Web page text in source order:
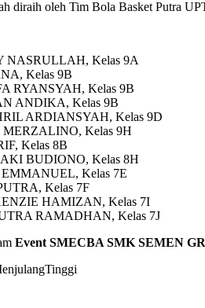
diraih oleh Tim Bola Basket Putra
Kelas 9A
Kelas 9B
RYANSYAH, Kelas 9B
ANDIKA, Kelas 9B
ARDIANSYAH, Kelas 9D
Kelas 9H
Kelas 8B
BUDIONO, Kelas 8H
Kelas 7E
Kelas 7F
HAMIZAN, Kelas 7I
RAMADHAN, Kelas 7J
Event SMECBA SMK SEMEN